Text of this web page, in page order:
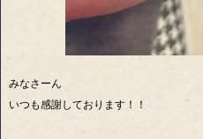
みなさーん
いつも感謝しております！！